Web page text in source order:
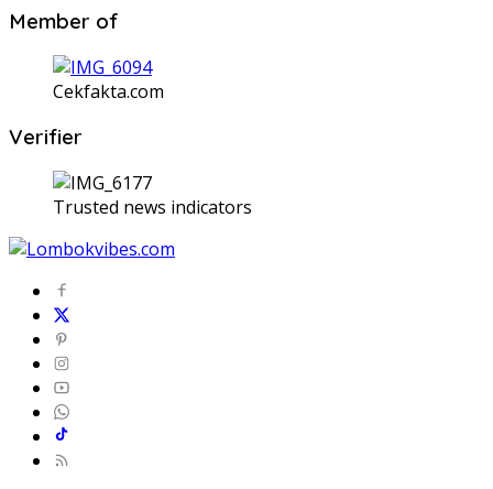
Member of
Cekfakta.com
Verifier
Trusted news indicators